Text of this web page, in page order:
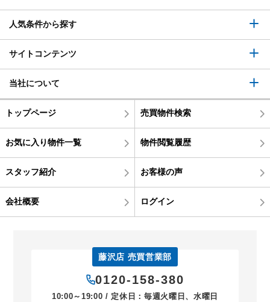
人気条件から探す
サイトコンテンツ
当社について
トップページ 売買物件検索
お気に入り物件一覧 物件閲覧履歴
スタッフ紹介 お客様の声
会社概要 ログイン
藤沢店 売買営業部
0120-158-380
10:00～19:00 / 定休日：毎週火曜日、水曜日